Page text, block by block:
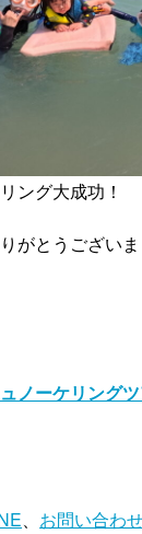
ング大成功！
がとうござい
ノーケリング
、 お問い合わ